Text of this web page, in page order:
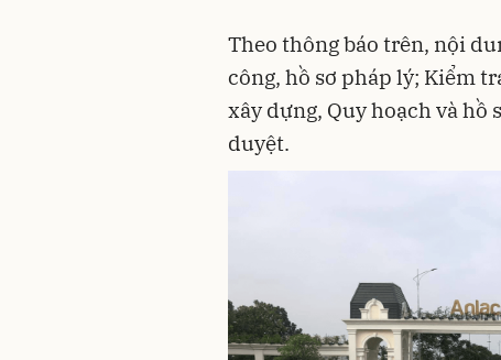
Theo thông báo trên, nội
công, hồ sơ pháp lý; Kiểm
xây dựng, Quy hoạch và
duyệt.